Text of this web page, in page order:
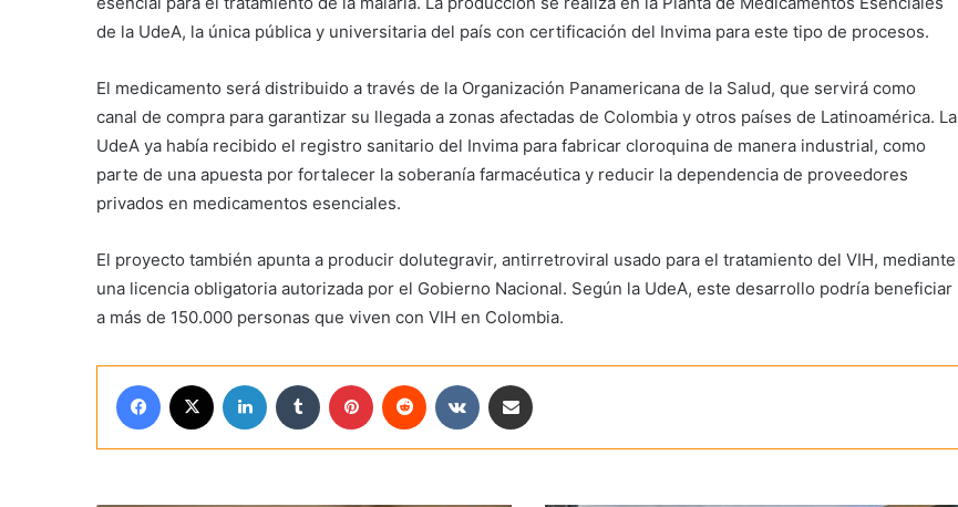
de la UdeA, la única pública y universitaria del país con certificación del Invima para este tipo de procesos.
El medicamento será distribuido a través de la Organización Panamericana de la Salud, que servirá como
canal de compra para garantizar su llegada a zonas afectadas de Colombia y otros países de Latinoamérica. La
UdeA ya había recibido el registro sanitario del Invima para fabricar cloroquina de manera industrial, como
parte de una apuesta por fortalecer la soberanía farmacéutica y reducir la dependencia de proveedores
privados en medicamentos esenciales.
El proyecto también apunta a producir dolutegravir, antirretroviral usado para el tratamiento del VIH, mediante
una licencia obligatoria autorizada por el Gobierno Nacional. Según la UdeA, este desarrollo podría beneficiar
a más de 150.000 personas que viven con VIH en Colombia.
Facebook LinkedIn Tumblr Pinterest Reddit VKontakte